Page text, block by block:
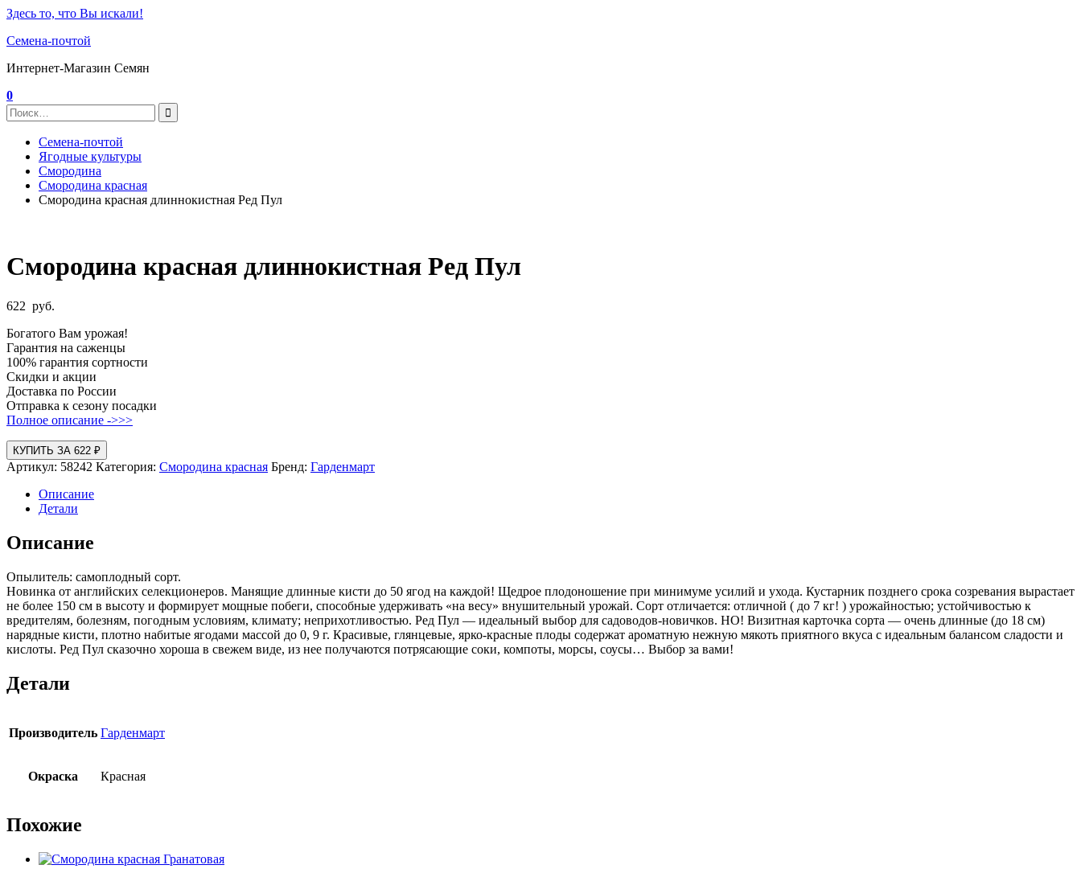
Здесь то, что Вы искали!
Семена-почтой
Интернет-Магазин Семян
0
Семена-почтой
Ягодные культуры
Смородина
Смородина красная
Смородина красная длиннокистная Ред Пул
Смородина красная длиннокистная Ред Пул
622 руб.
Богатого Вам урожая!
Гарантия на саженцы
100% гарантия сортности
Скидки и акции
Доставка по России
Отправка к сезону посадки
Полное описание ->>>
КУПИТЬ ЗА 622 ₽
Артикул: 58242 Категория: Смородина красная Бренд: Гарденмарт
Описание
Детали
Описание
Опылитель: самоплодный сорт.
Новинка от английских селекционеров. Манящие длинные кисти до 50 ягод на каждой! Щедрое плодоношение при минимуме усилий и ухода. Кустарник позднего срока созревания вырастает
не более 150 см в высоту и формирует мощные побеги, способные удерживать «на весу» внушительный урожай. Сорт отличается: отличной ( до 7 кг! ) урожайностью; устойчивостью к
вредителям, болезням, погодным условиям, климату; неприхотливостью. Ред Пул — идеальный выбор для садоводов-новичков. НО! Визитная карточка сорта — очень длинные (до 18 см)
нарядные кисти, плотно набитые ягодами массой до 0, 9 г. Красивые, глянцевые, ярко-красные плоды содержат ароматную нежную мякоть приятного вкуса с идеальным балансом сладости и
кислоты. Ред Пул сказочно хороша в свежем виде, из нее получаются потрясающие соки, компоты, морсы, соусы… Выбор за вами!
Детали
Производитель Гарденмарт
Окраска Красная
Похожие